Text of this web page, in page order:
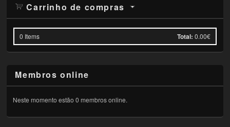
Carrinho de compras
0 Items Total: 0.00€
Membros online
Neste momento estão 0 membros online.